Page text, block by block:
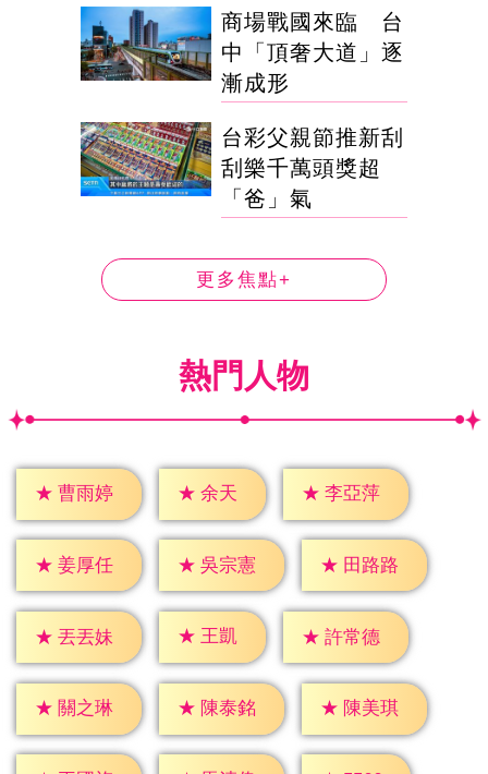
商場戰國來臨 台
中「頂奢大道」逐
漸成形
台彩父親節推新刮
刮樂千萬頭獎超
「爸」氣
更多焦點+
熱門人物
★ 曹雨婷 ★ 余天 ★ 李亞萍
★ 姜厚任 ★ 吳宗憲 ★ 田路路
★ 丟丟妹 ★ 王凱 ★ 許常德
★ 關之琳 ★ 陳泰銘 ★ 陳美琪